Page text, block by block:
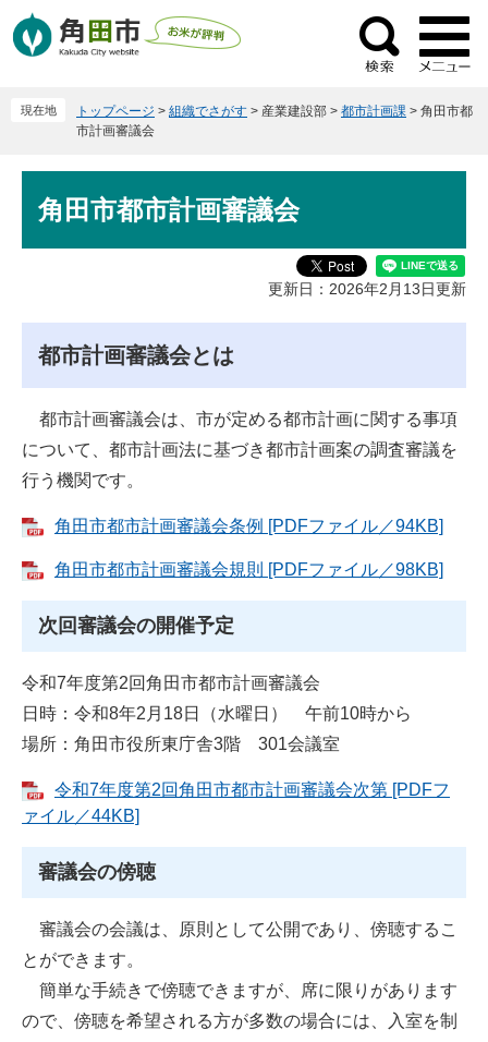
ー
ニ
検
索
現在地 トップページ > 組織でさがす > 産業建設部 > 都市計画課 > 角田市都
市計画審議会
文角田市都市計画審議会
更新日：2026年2月13日更新
都市計画審議会とは
都市計画審議会は、市が定める都市計画に関する事項
について、都市計画法に基づき都市計画案の調査審議を
行う機関です。
角田市都市計画審議会条例 [PDFファイル／94KB]
角田市都市計画審議会規則 [PDFファイル／98KB]
次回審議会の開催予定
令和7年度第2回角田市都市計画審議会
日時：令和8年2月18日（水曜日） 午前10時から
場所：角田市役所東庁舎3階 301会議室
令和7年度第2回角田市都市計画審議会次第 [PDFフ
ァイル／44KB]
審議会の傍聴
審議会の会議は、原則として公開であり、傍聴するこ
とができます。
簡単な手続きで傍聴できますが、席に限りがあります
ので、傍聴を希望される方が多数の場合には、入室を制